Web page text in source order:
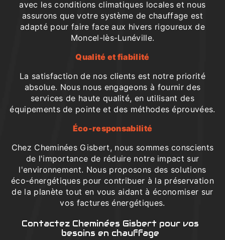
avec les conditions climatiques locales et nous
assurons que votre système de chauffage est
adapté pour faire face aux hivers rigoureux de
Moncel-lès-Lunéville.
Qualité et fiabilité
La satisfaction de nos clients est notre priorité
absolue. Nous nous engageons à fournir des
services de haute qualité, en utilisant des
équipements de pointe et des méthodes éprouvées.
Éco-responsabilité
Chez Cheminées Gisbert, nous sommes conscients
de l'importance de réduire notre impact sur
l'environnement. Nous proposons des solutions
éco-énergétiques pour contribuer à la préservation
de la planète tout en vous aidant à économiser sur
vos factures énergétiques.
Contactez Cheminées Gisbert pour vos
besoins en chauffage